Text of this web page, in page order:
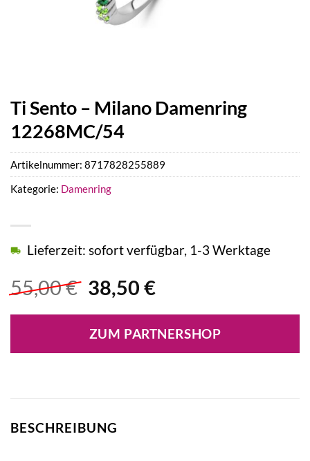
Ti Sento – Milano Damenring
12268MC/54
55,00€ Ursprünglicher
war:
55,00 €
38,50 €Aktueller
ist:
38,50 €.
Lieferzeit: sofort verfügbar, 1-3 Werktage
ZUM PARTNERSHOP
Artikelnummer: 8717828255889
Kategorie: Damenring
BESCHREIBUNG